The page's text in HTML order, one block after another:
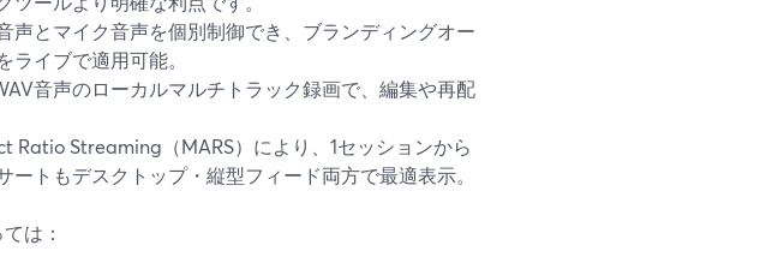
声とマイク音声を個別制御でき、ブランディングオー
イブで適用可能。
音声のローカルマルチトラック録画で、編集や再配
Ratio Streaming（MARS）により、1セッションから
トもデスクトップ・縦型フィード両方で最適表示。
は：